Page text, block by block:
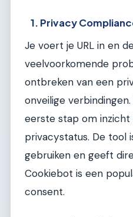
1. Privacy
Je voert je URL in en
veelvoorkomende
ontbreken van een
onveilige
eerste stap om inzicht
privacystatus. De tool
gebruiken en geeft
Cookiebot is een
consent.